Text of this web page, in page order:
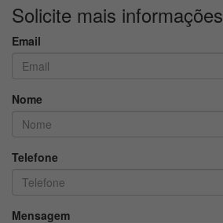
Solicite mais informações
Email
Nome
Telefone
Mensagem